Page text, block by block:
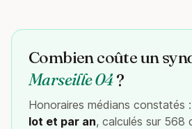
Combien coûte un
Marseille 04?
Honoraires médians constatés :
lot et par an, calculés sur 568